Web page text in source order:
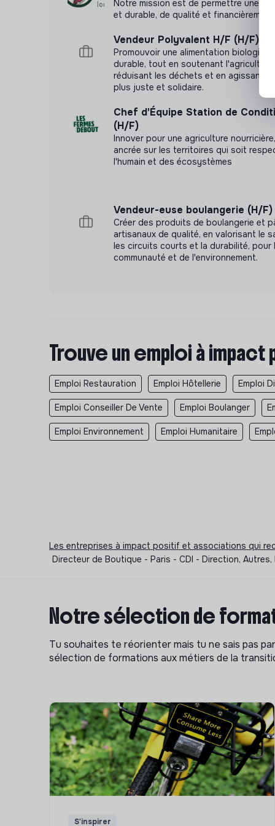
Savoir manager une équipe avec bienveillance,
Être dynamique, souriant, entreprenant,
autonome
Notre mission est de permettre une
et durable, de qualité et financièrement
Vendeur Polyvalent H/F (H/F)
Promouvoir une alimentation
durable, tout en soutenant l'agriculture
réduisant les déchets et en agissant
plus juste et solidaire.
Chef d'Équipe Station de
(H/F)
Innover pour une agriculture
ancrée sur les territoires qui soit
l'humain et des écosystèmes
Vendeur-euse boulangerie (H/F)
Créer des produits de boulangerie et
artisanaux de qualité, en valorisant le
les circuits courts et la durabilité, pour
communauté et de l'environnement.
Trouve un emploi à
Emploi Restauration Emploi Hôtellerie Emploi
Emploi Conseiller De Vente Emploi Boulanger
Emploi Environnement Emploi Humanitaire
Les entreprises à impact positif et associations qui
Directeur de Boutique - Paris - CDI - Direction,
Notre sélection de
Tu souhaites te réorienter mais tu ne sais pas
sélection de formations aux métiers de la
S'inspirer